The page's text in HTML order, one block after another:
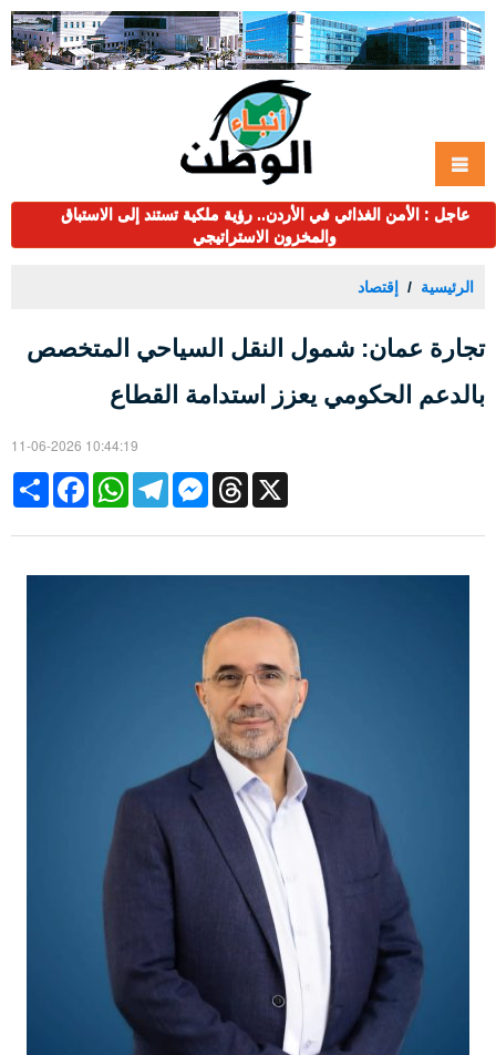
عاجل : الأمن الغذائي في الأردن.. رؤية ملكية تستند إلى الاستباق
والمخزون الاستراتيجي
الرئيسية إقتصاد
تجارة عمان: شمول النقل السياحي المتخصص
بالدعم الحكومي يعزز استدامة القطاع
11-06-2026 10:44:19
Share
FacebookWhatsAppTelegramMessengerThreads X